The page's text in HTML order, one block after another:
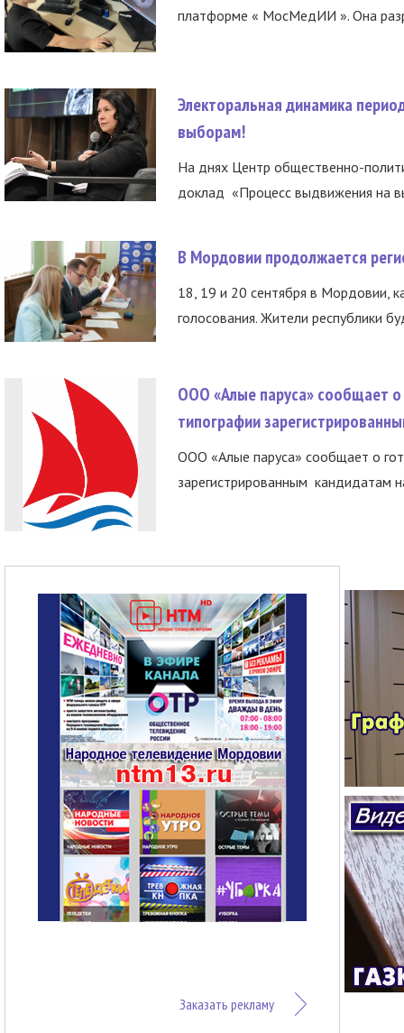
платформе « МосМедИИ ». Она
Электоральная динамика
выборам!
На днях Центр общественно-
доклад «Процесс выдвижения на
В Мордовии продолжается
18, 19 и 20 сентября в Мордовии,
голосования. Жители республики
ООО «Алые паруса» сообщает о
типографии
ООО «Алые паруса» сообщает о
зарегистрированным кандидатам
Заказать рекламу